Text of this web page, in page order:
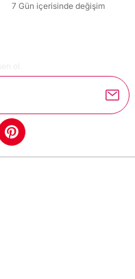
7 Gün içerisinde değişim